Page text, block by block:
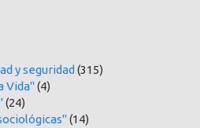
y seguridad (315)
Vida"(4)
(24)
(14)